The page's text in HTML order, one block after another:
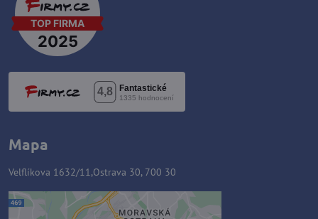
Mapa
Velflíkova 1632/11,Ostrava 30, 700 30